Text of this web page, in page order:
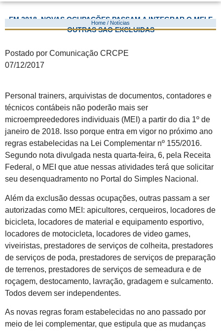
EM 2018, NOVAS OCUPAÇÕES PASSAM A INTEGRAR O MEI E
OUTRAS SÃO EXCLUÍDAS
Home / Notícias
Postado por Comunicação CRCPE
07/12/2017
Personal trainers, arquivistas de documentos, contadores e
técnicos contábeis não poderão mais ser
microempreededores individuais (MEI) a partir do dia 1º de
janeiro de 2018. Isso porque entra em vigor no próximo ano
regras estabelecidas na Lei Complementar nº 155/2016.
Segundo nota divulgada nesta quarta-feira, 6, pela Receita
Federal, o MEI que atue nessas atividades terá que solicitar
seu desenquadramento no Portal do Simples Nacional.
Além da exclusão dessas ocupações, outras passam a ser
autorizadas como MEI: apicultores, cerqueiros, locadores de
bicicleta, locadores de material e equipamento esportivo,
locadores de motocicleta, locadores de video games,
viveiristas, prestadores de serviços de colheita, prestadores
de serviços de poda, prestadores de serviços de preparação
de terrenos, prestadores de serviços de semeadura e de
roçagem, destocamento, lavração, gradagem e sulcamento.
Todos devem ser independentes.
As novas regras foram estabelecidas no ano passado por
meio de lei complementar, que estipula que as mudanças